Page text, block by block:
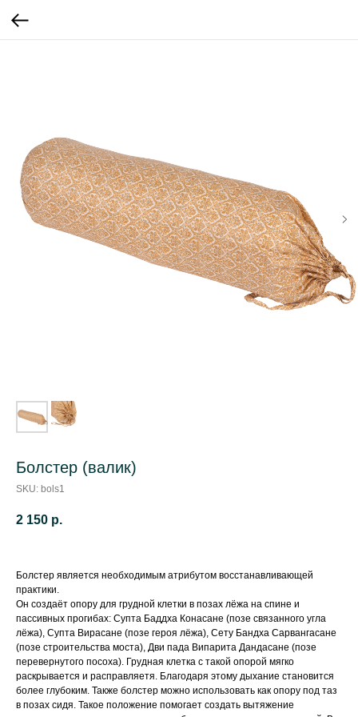
Болстер (валик)
SKU: bols1
2 150 р.
Болстер является необходимым атрибутом восстанавливающей
практики.
Он создаёт опору для грудной клетки в позах лёжа на спине и
пассивных прогибах: Супта Баддха Конасане (позе связанного угла
лёжа), Супта Вирасане (позе героя лёжа), Сету Бандха Сарвангасане
(позе строительства моста), Дви пада Випарита Дандасане (позе
перевернутого посоха). Грудная клетка с такой опорой мягко
раскрывается и расправляетя. Благодаря этому дыхание становится
более глубоким. Также болстер можно использовать как опору под таз
в позах сидя. Такое положение помогает создать вытяжение